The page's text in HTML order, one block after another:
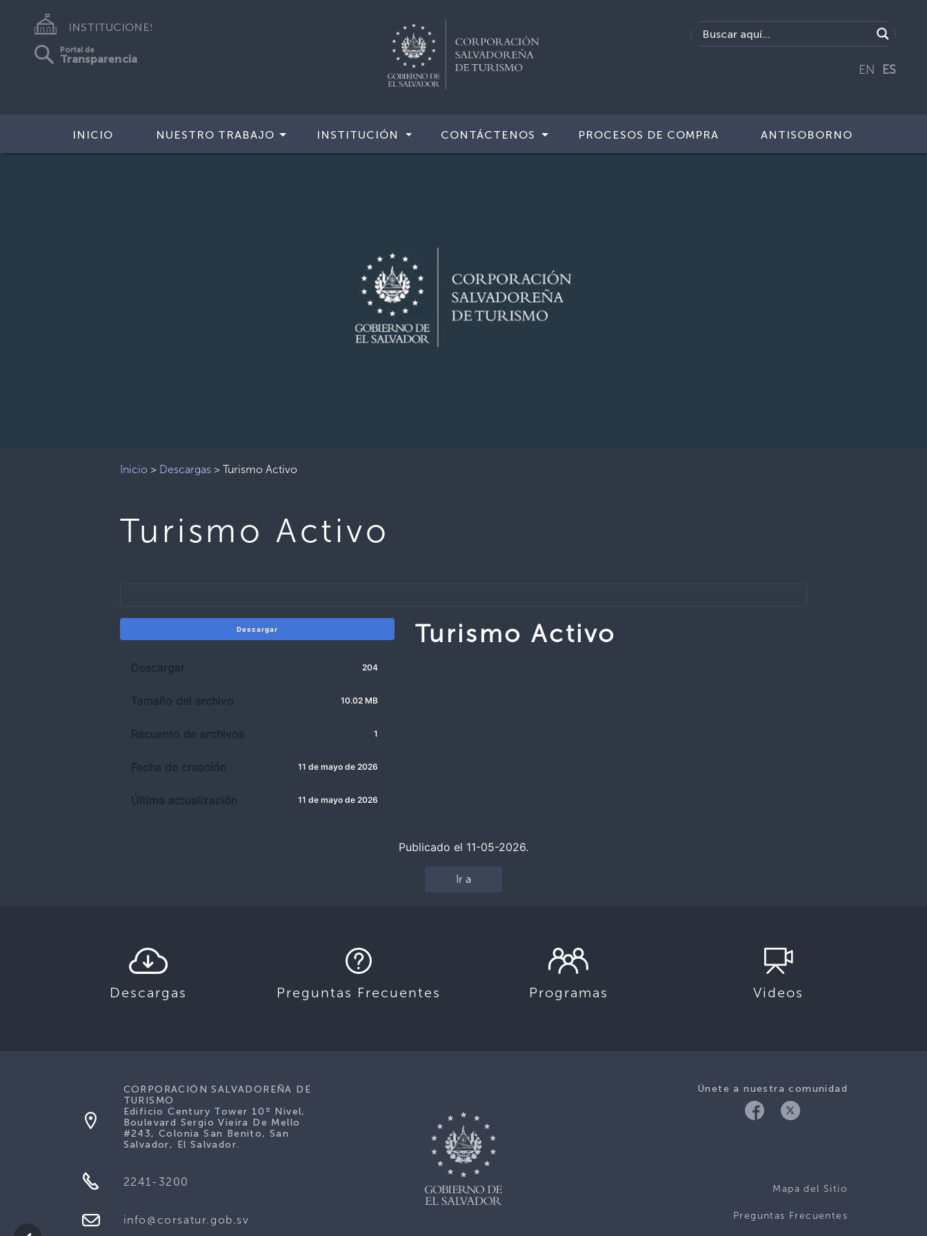
INSTITUCIONES
Portal de
Transparencia
EN ES
INICIO NUESTRO TRABAJO INSTITUCIÓN CONTÁCTENOS PROCESOS DE COMPRA ANTISOBORNO
Inicio > Descargas >Turismo Activo
Turismo Activo
Descargar
Descargar 204
Tamaño del archivo 10.02 MB
Recuento de archivos 1
Fecha de creación 11 de mayo de 2026
Última actualización 11 de mayo de 2026
Turismo Activo
Publicado el 11-05-2026.
Ir a
Descargas Preguntas Frecuentes Programas Videos
Únete a nuestra comunidad
Mapa del Sitio
Preguntas Frecuentes
CORPORACIÓN SALVADOREÑA DE
TURISMO
Edificio Century Tower 10º Nivel,
Boulevard Sergio Vieira De Mello
#243, Colonia San Benito, San
Salvador, El Salvador.
2241-3200
info@corsatur.gob.sv